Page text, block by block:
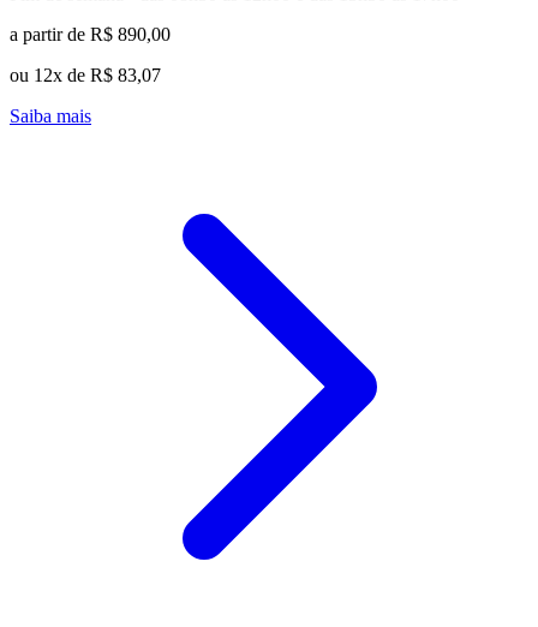
a partir de R$ 890,00
ou 12x de R$ 83,07
Saiba mais